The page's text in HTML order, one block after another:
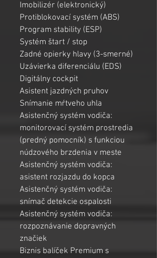
Imobilizér (elektronický)
Protiblokovací systém (ABS)
Program stability (ESP)
Systém štart / stop
Zadné opierky hlavy (3-smerné)
Uzávierka diferenciálu (EDS)
Digitálny cockpit
Asistent jazdných pruhov
Snímanie mŕtveho uhla
Asistenčný systém vodiča:
monitorovací systém prostredia
(predný pomocník) s funkciou
núdzového brzdenia v meste
Asistenčný systém vodiča:
asistent rozjazdu do kopca
Asistenčný systém vodiča:
snímač detekcie ospalosti
Asistenčný systém vodiča:
rozpoznávanie dopravných
značiek
Biznis balíček Premium s